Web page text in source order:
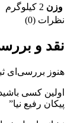
وزن 2 کیلوگرم
نظرات (0)
نقد و
هنوز بررسی‌ای
اولین کسی
پیکان رفیع نیا”